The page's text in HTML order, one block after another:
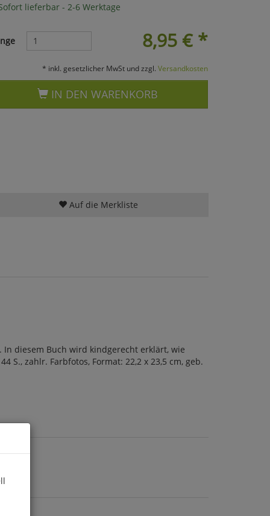
lieferbar - 2-6 Werktage
8,95 €*
* inkl. gesetzlicher MwSt und zzgl. Versandkosten
IN DEN WARENKORB
Auf die Merkliste
diesem Buch wird kindgerecht erklärt, wie
S., zahlr. Farbfotos, Format: 22,2 x 23,5 cm, geb.